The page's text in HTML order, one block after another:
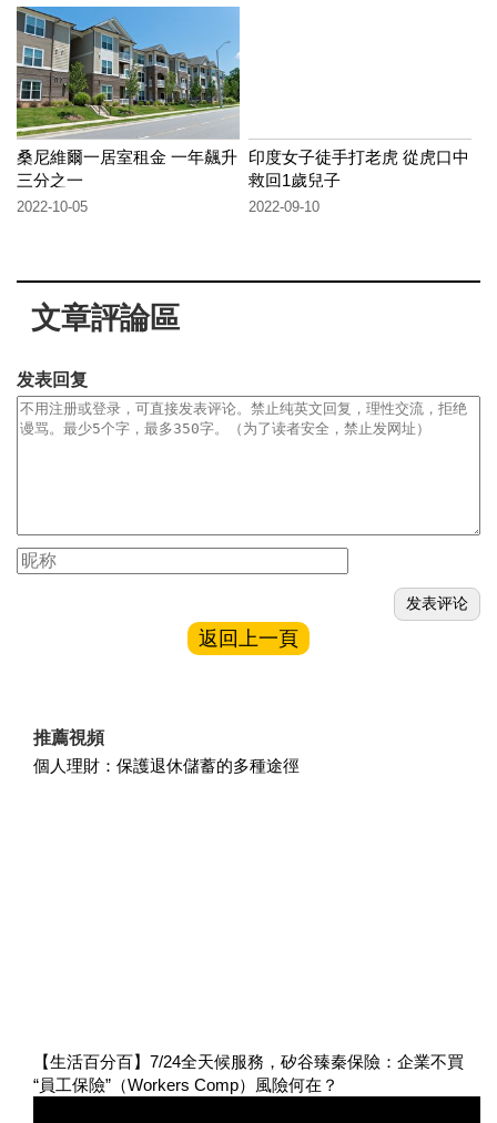
桑尼維爾一居室租金 一年飆升
三分之一
2022-10-05
印度女子徒手打老虎 從虎口中
救回1歲兒子
2022-09-10
文章評論區
发表回复
返回上一頁
推薦視頻
個人理財：保護退休儲蓄的多種途徑
【生活百分百】7/24全天候服務，矽谷臻秦保險：企業不買
“員工保險”（Workers Comp）風險何在？